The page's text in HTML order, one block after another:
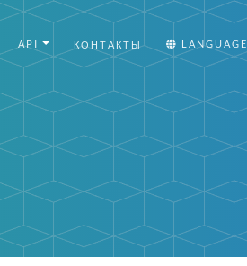
API КОНТАКТЫ LANGUAGE